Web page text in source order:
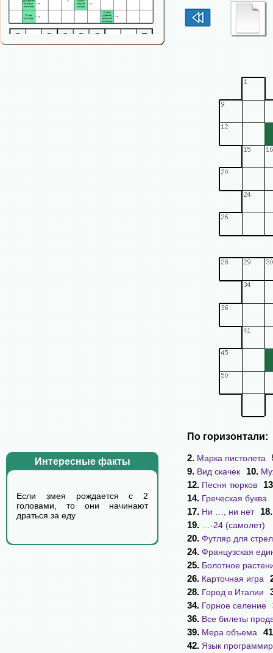
Интересные факты
Если змея рождается с 2
головами, то они начинают
драться за еду
По горизонтали:
2. Марка пистолета
9. Вид скачек 10.
12. Песня тюрков
14. Греческая буква
17. Ни …, ни нет
19.
…-24 (самолет)
20. Футляр для стрел
24. Французская
25. Болотное
26. Карточная игра
28. Город в Италии
34. Горное селение
36. Все билеты
39. Мера объема
42. Язык